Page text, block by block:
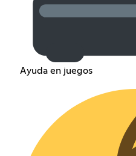
Ayuda en juegos